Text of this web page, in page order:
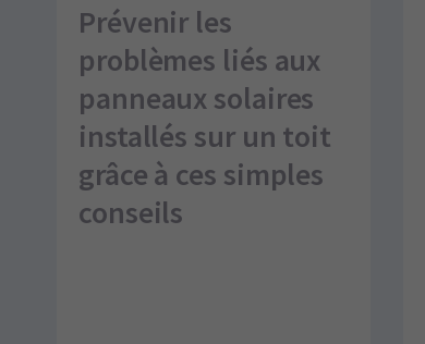
Prévenir les
problèmes liés aux
panneaux solaires
installés sur un toit
grâce à ces simples
conseils